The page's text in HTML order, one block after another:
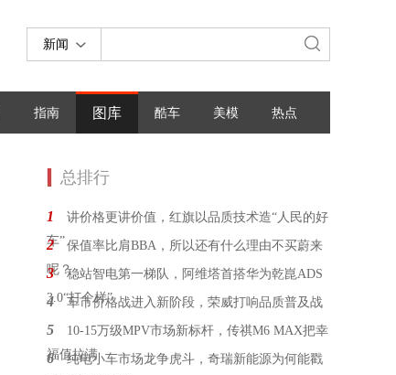
新闻
指南 图库 酷车 美模 热点
总排行
1
讲价格更讲价值，红旗以品质技术造“人民的好
车”
2
保值率比肩BBA，所以还有什么理由不买蔚来
呢？
3
稳站智电第一梯队，阿维塔首搭华为乾崑ADS
3.0“打个样”
4 车市价格战进入新阶段，荣威打响品质普及战
5
10-15万级MPV市场新标杆，传祺M6 MAX把幸
福值拉满
6
纯电小车市场龙争虎斗，奇瑞新能源为何能戳